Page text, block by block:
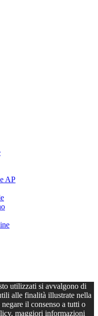
AP
utilizzati si avvalgono di
alle finalità illustrate nella
il consenso a tutti o
maggiori informazioni